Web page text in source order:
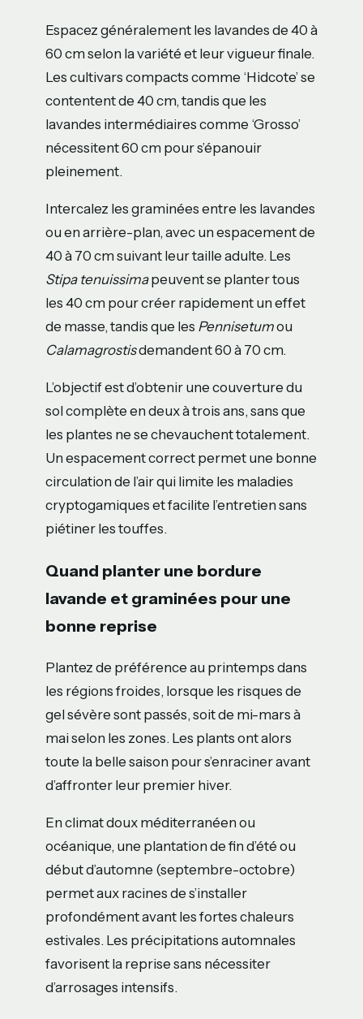
Espacez généralement les lavandes de 40 à
60 cm selon la variété et leur vigueur finale.
Les cultivars compacts comme ‘Hidcote’ se
contentent de 40 cm, tandis que les
lavandes intermédiaires comme ‘Grosso’
nécessitent 60 cm pour s’épanouir
pleinement.
Intercalez les graminées entre les lavandes
ou en arrière-plan, avec un espacement de
40 à 70 cm suivant leur taille adulte. Les
Stipa tenuissimapeuvent se planter tous
les 40 cm pour créer rapidement un effet
de masse, tandis que les Pennisetumou
Calamagrostisdemandent 60 à 70 cm.
L’objectif est d’obtenir une couverture du
sol complète en deux à trois ans, sans que
les plantes ne se chevauchent totalement.
Un espacement correct permet une bonne
circulation de l’air qui limite les maladies
cryptogamiques et facilite l’entretien sans
piétiner les touffes.
Quand planter une bordure
lavande et graminées pour une
bonne reprise
Plantez de préférence au printemps dans
les régions froides, lorsque les risques de
gel sévère sont passés, soit de mi-mars à
mai selon les zones. Les plants ont alors
toute la belle saison pour s’enraciner avant
d’affronter leur premier hiver.
En climat doux méditerranéen ou
océanique, une plantation de fin d’été ou
début d’automne (septembre-octobre)
permet aux racines de s’installer
profondément avant les fortes chaleurs
estivales. Les précipitations automnales
favorisent la reprise sans nécessiter
d’arrosages intensifs.